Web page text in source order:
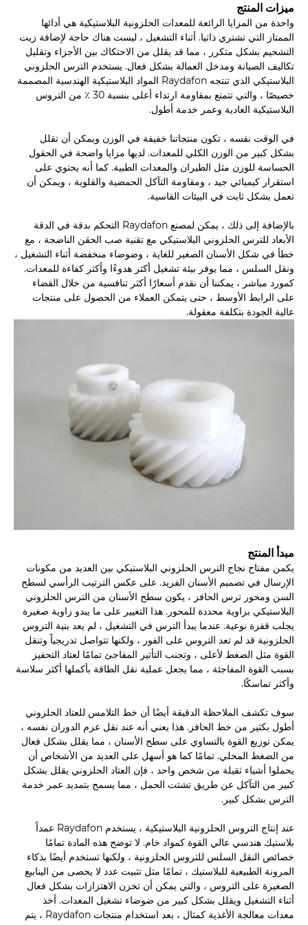
ميزات المنتج
واحدة من المزايا الرائعة للمعدات الحلزونية البلاستيكية هي أدائها
الممتاز التي تشتري ذاتيا. أثناء التشغيل ، ليست هناك حاجة لإضافة زيت
التشحيم بشكل متكرر ، مما قد يقلل من الاحتكاك بين الأجزاء وتقليل
تكاليف الصيانة ومدخل العمالة بشكل فعال. يستخدم الترس الحلزوني
البلاستيكي الذي تنتجه Raydafon المواد البلاستيكية الهندسية المصممة
خصيصًا ، والتي تتمتع بمقاومة ارتداء أعلى بنسبة 30 ٪ من التروس
البلاستيكية العادية وعمر خدمة أطول.
في الوقت نفسه ، تكون منتجاتنا خفيفة في الوزن ويمكن أن تقلل
بشكل كبير من الوزن الكلي للمعدات. لديها مزايا واضحة في الحقول
الحساسة للوزن مثل الطيران والمعدات الطبية. كما أنه يحتوي على
استقرار كيميائي جيد ، ومقاومة التآكل الحمضية والقلوية ، ويمكن أن
تعمل بشكل ثابت في البيئات القاسية.
بالإضافة إلى ذلك ، يمكن لمصنع Raydafon التحكم بدقة في الدقة
الأبعاد للترس الحلزوني البلاستيكي مع تقنية صب الحقن الناضجة ، مع
خطأ في شكل الأسنان الصغير للغاية ، وضوضاء منخفضة أثناء التشغيل ،
ونقل السلس ، مما يوفر بيئة تشغيل أكثر هدوءًا وأكثر كفاءة للمعدات.
كمورد مباشر ، يمكننا أن نقدم أسعارًا أكثر تنافسية من خلال القضاء
على الرابط الأوسط ، حتى يتمكن العملاء من الحصول على منتجات
عالية الجودة بتكلفة معقولة.
مبدأ المنتج
يكمن مفتاح نجاح الترس الحلزوني البلاستيكي بين العديد من مكونات
الإرسال في تصميم الأسنان الفريد. على عكس الترتيب الرأسي لسطح
السن ومحور ترس الحافز ، يكون سطح الأسنان من الترس الحلزوني
البلاستيكي بزاوية محددة للمحور. هذا التغيير على ما يبدو زاوية صغيرة
يجلب قفزة نوعية. عندما يبدأ الترس في التشغيل ، لم يعد بنية التروس
الحلزونية قد لم تعد التروس على الفور ، ولكنها تتواصل تدريجياً وتنقل
القوة مثل الضغط لأعلى ، وتجنب التأثير المفاجئ تمامًا لعتاد التحفيز
بسبب القوة المفاجئة ، مما يجعل عملية نقل الطاقة بأكملها أكثر سلاسة
وأكثر تماسكًا.
سوف تكشف الملاحظة الدقيقة أيضًا أن خط التلامس للعتاد الحلزوني
أطول بكثير من خط الحافز. هذا يعني أنه عند نقل عزم الدوران نفسه ،
يمكن توزيع القوة بالتساوي على سطح الأسنان ، مما يقلل بشكل فعال
من الضغط المحلي. تمامًا كما هو أسهل على العديد من الأشخاص أن
يحملوا أشياء ثقيلة من شخص واحد ، فإن العتاد الحلزوني يقلل بشكل
كبير من التآكل عن طريق تشتت الحمل ، مما يسمح بتمديد عمر خدمة
الترس بشكل كبير.
عند إنتاج التروس الحلزونية البلاستيكية ، يستخدم Raydafon عمداً
بلاستيك هندسي عالي القوة كمواد خام. لا توضح هذه المادة تمامًا
خصائص النقل السلس للتروس الحلزونية ، ولكنها تستخدم أيضًا بذكاء
المرونة الطبيعية للبلاستيك ، تمامًا مثل تثبيت عدد لا يحصى من الينابيع
الصغيرة على التروس ، والتي يمكن أن تخزن الاهتزازات بشكل فعال
أثناء التشغيل ويقلل بشكل كبير من ضوضاء تشغيل المعدات. أخذ
معدات معالجة الأغذية كمثال ، بعد استخدام منتجات Raydafon ، يتم